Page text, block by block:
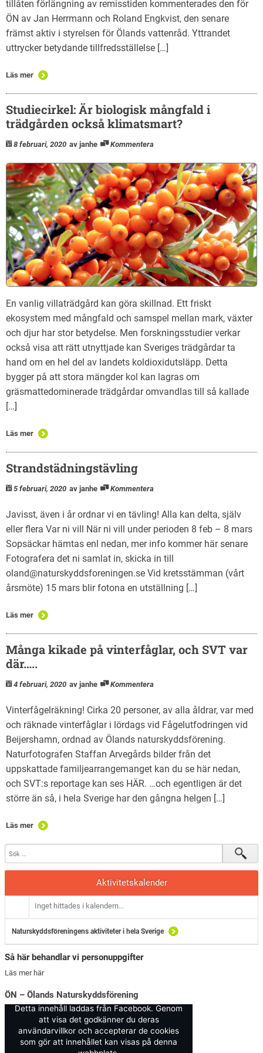
tillåten förlängning av remisstiden kommenterades den för
ÖN av Jan Herrmann och Roland Engkvist, den senare
främst aktiv i styrelsen för Ölands vattenråd. Yttrandet
uttrycker betydande tillfredsställelse […]
Läs mer
Studiecirkel: Är biologisk mångfald i
trädgården också klimatsmart?
8 februari, 2020 av janhe Kommentera
En vanlig villaträdgård kan göra skillnad. Ett friskt
ekosystem med mångfald och samspel mellan mark, växter
och djur har stor betydelse. Men forskningsstudier verkar
också visa att rätt utnyttjade kan Sveriges trädgårdar ta
hand om en hel del av landets koldioxidutsläpp. Detta
bygger på att stora mängder kol kan lagras om
gräsmattedominerade trädgårdar omvandlas till så kallade
[…]
Läs mer
Strandstädningstävling
5 februari, 2020 av janhe Kommentera
Javisst, även i år ordnar vi en tävling! Alla kan delta, själv
eller flera Var ni vill När ni vill under perioden 8 feb – 8 mars
Sopsäckar hämtas enl nedan, mer info kommer här senare
Fotografera det ni samlat in, skicka in till
oland@naturskyddsforeningen.se Vid kretsstämman (vårt
årsmöte) 15 mars blir fotona en utställning […]
Läs mer
Många kikade på vinterfåglar, och SVT var
där…..
4 februari, 2020 av janhe Kommentera
Vinterfågelräkning! Cirka 20 personer, av alla åldrar, var med
och räknade vinterfåglar i lördags vid Fågelutfodringen vid
Beijershamn, ordnad av Ölands naturskyddsförening.
Naturfotografen Staffan Arvegårds bilder från det
uppskattade familjearrangemanget kan du se här nedan,
och SVT:s reportage kan ses HÄR. …och egentligen är det
större än så, i hela Sverige har den gångna helgen […]
Läs mer
Aktivitetskalender
Inget hittades i kalendern...
Naturskyddsföreningens aktiviteter i hela Sverige
Så här behandlar vi personuppgifter
Läs mer här
ÖN – Ölands Naturskyddsförening
Detta innehåll laddas från Facebook. Genom
att visa det godkänner du deras
användarvillkor och accepterar de cookies
som gör att innehållet kan visas på denna